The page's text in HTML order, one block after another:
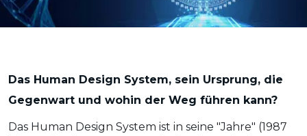
Das Human Design System, sein Ursprung, die
Gegenwart und wohin der Weg führen kann?
Das Human Design System ist in seine "Jahre" (1987